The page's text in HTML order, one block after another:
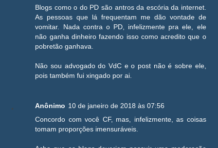
Blogs como o do PD são antros da escória da internet.
As pessoas que lá frequentam me dão vontade de
vomitar. Nada contra o PD, infelizmente pra ele, ele
não ganha dinheiro fazendo isso como acredito que o
pobretão ganhava.
Não sou advogado do VdC e o post não é sobre ele,
pois também fui xingado por ai.
Anônimo 10 de janeiro de 2018 às 07:56
Concordo com você CF, mas, infelizmente, as coisas
tomam proporções imensuráveis.